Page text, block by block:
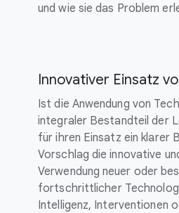
und wie sie das Problem
Innovativer Einsatz
Ist die Anwendung von
integraler Bestandteil der
für ihren Einsatz ein klarer
Vorschlag die innovative
Verwendung neuer oder
fortschrittlicher
Intelligenz, Interventionen